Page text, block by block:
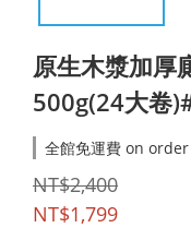
原生木漿加厚
500g(24大卷
全館免運費 on order
NT$2,400
NT$1,799